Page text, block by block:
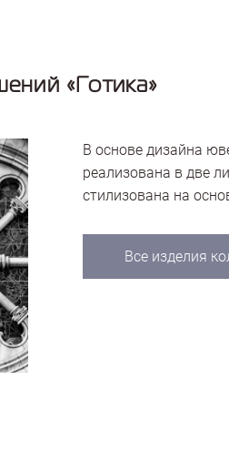
«Готика»
В основе дизайна
реализована в две
стилизована на
Все изделия